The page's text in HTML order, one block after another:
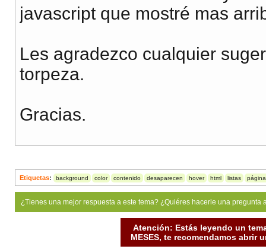
javascript que mostré mas
Les agradezco cualquier
torpeza.
Gracias.
Etiquetas: background color contenido desaparecen hover html listas página
¿Tienes una mejor respuesta a este tema? ¿Quiéres hacerle una
Atención: Estás leyendo un
MESES, te recomendamos abrir